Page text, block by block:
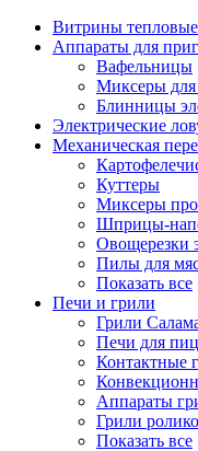
Витрины
Аппараты для
Вафельницы
Миксеры
Блинницы
Электрические
Механическая
Куттеры
Миксеры
Шприцы-
Овощерезки
Пилы для
Показать все
Печи и грили
Грили
Печи для
Контактные
Аппараты
Грили
Показать все